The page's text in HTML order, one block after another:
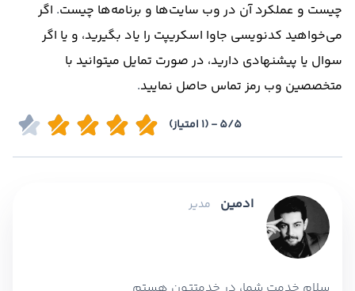
چیست و عملکرد آن در وب سایت‌ها و برنامه‌ها چیست. اگر
می‌خواهید کدنویسی جاوا اسکریپت را یاد بگیرید، و یا اگر
سوال یا پیشنهادی دارید، در صورت تمایل میتوانید با
متخصصین وب رمز تماس حاصل نمایید.
5/5 - (1 امتیاز)
ادمین مدیر